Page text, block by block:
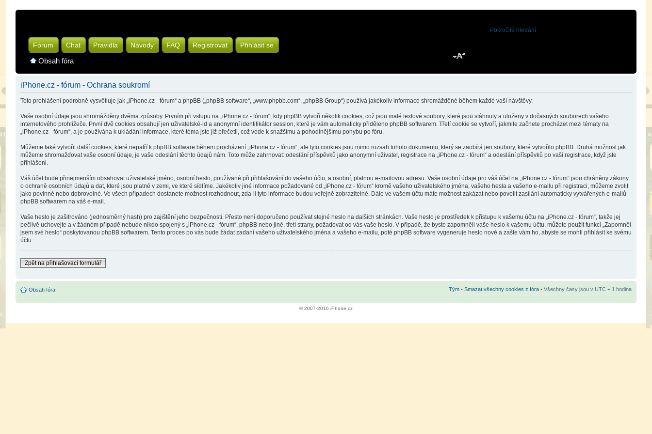
Fórum Chat Pravidla Návody FAQ Registrovat Přihlásit se
Obsah fóra
Pokročilé hledání
iPhone.cz - fórum - Ochrana soukromí
Toto prohlášení podrobně vysvětluje jak „iPhone.cz - fórum“ a phpBB („phpBB software“, „www.phpbb.com“, „phpBB Group“) používá jakékoliv informace shromážděné během každé vaší návštěvy.
Vaše osobní údaje jsou shromážděny dvěma způsoby. Prvním při vstupu na „iPhone.cz - fórum“, kdy phpBB vytvoří několik cookies, což jsou malé textové soubory, které jsou stáhnuty a uloženy v dočasných souborech vašeho
internetového prohlížeče. První dvě cookies obsahují jen uživatelské-id a anonymní identifikátor session, které je vám automaticky přiděleno phpBB softwarem. Třetí cookie se vytvoří, jakmile začnete procházet mezi tématy na
„iPhone.cz - fórum“, a je používána k ukládání informace, které téma jste již přečetli, což vede k snažšímu a pohodlnějšímu pohybu po fóru.
Můžeme také vytvořit další cookies, které nepatří k phpBB software během procházení „iPhone.cz - fórum“, ale tyto cookies jsou mimo rozsah tohoto dokumentu, který se zaobírá jen soubory, které vytvořilo phpBB. Druhá možnost jak
můžeme shromažďovat vaše osobní údaje, je vaše odeslání těchto údajů nám. Toto může zahrnovat: odeslání příspěvků jako anonymní uživatel, registrace na „iPhone.cz - fórum“ a odeslání příspěvků po vaší registrace, když jste
přihlášeni.
Váš účet bude přinejmenším obsahovat uživatelské jméno, osobní heslo, používané při přihlašování do vašeho účtu, a osobní, platnou e-mailovou adresu. Vaše osobní údaje pro váš účet na „iPhone.cz - fórum“ jsou chráněny zákony
o ochraně osobních údajů a dat, které jsou platné v zemi, ve které sídlíme. Jakékoliv jiné informace požadované od „iPhone.cz - fórum“ kromě vašeho uživatelského jména, vašeho hesla a vašeho e-mailu při registraci, můžeme zvolit
jako povinné nebo dobrovolné. Ve všech případech dostanete možnost rozhodnout, zda-li tyto informace budou veřejně zobrazitelné. Dále ve vašem účtu máte možnost zakázat nebo povolit zasílání automaticky vytvářených e-mailů
phpBB softwarem na váš e-mail.
Vaše heslo je zašifrováno (jednosměrný hash) pro zajištění jeho bezpečnosti. Přesto není doporučeno používat stejné heslo na dalších stránkách. Vaše heslo je prostředek k přístupu k vašemu účtu na „iPhone.cz - fórum“, takže jej
pečlivě uchovejte a v žádném případě nebude nikdo spojený s „iPhone.cz - fórum“, phpBB nebo jiné, třetí strany, požadovat od vás vaše heslo. V případě, že byste zapomněli vaše heslo k vašemu účtu, můžete použít funkci „Zapomněl
jsem své heslo“ poskytovanou phpBB softwarem. Tento proces po vás bude žádat zadaní vašeho uživatelského jména a vašeho e-mailu, poté phpBB software vygeneruje heslo nové a zašle vám ho, abyste se mohli přihlásit ke svému
účtu.
Zpět na přihlašovací formulář
Obsah fóra Tým • Smazat všechny cookies z fóra • Všechny časy jsou v UTC + 1 hodina
© 2007-2016 iPhone.cz